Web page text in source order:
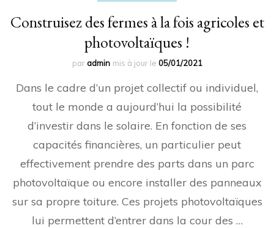
Construisez des fermes à la fois agricoles et
photovoltaïques !
paradmin mis à jour le 05/01/2021
Dans le cadre d’un projet collectif ou individuel,
tout le monde a aujourd’hui la possibilité
d’investir dans le solaire. En fonction de ses
capacités financières, un particulier peut
effectivement prendre des parts dans un parc
photovoltaïque ou encore installer des panneaux
sur sa propre toiture. Ces projets photovoltaïques
lui permettent d’entrer dans la cour des …